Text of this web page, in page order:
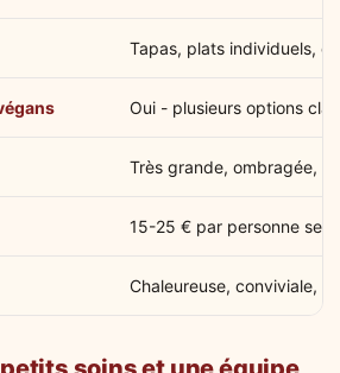
Tapas, plats individuels,
Oui - plusieurs options
Très grande, ombragée,
15-25 € par personne
Chaleureuse, conviviale,